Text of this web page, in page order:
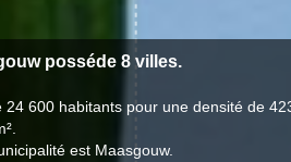
posséde 8 villes.
600 habitants pour une densité de
est Maasgouw.